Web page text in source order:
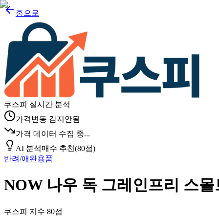
홈으로
쿠스피 실시간 분석
가격변동 감지안됨
가격 데이터 수집 중...
AI 분석매수 추천(80점)
반려/애완용품
NOW 나우 독 그레인프리 스
쿠스피 지수 80점